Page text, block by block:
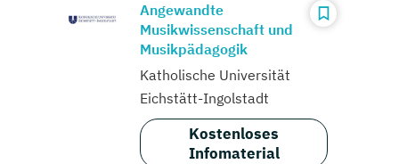
Angewandte
Musikwissenschaft und
Musikpädagogik
Katholische Universität
Eichstätt-Ingolstadt
Kostenloses
Infomaterial